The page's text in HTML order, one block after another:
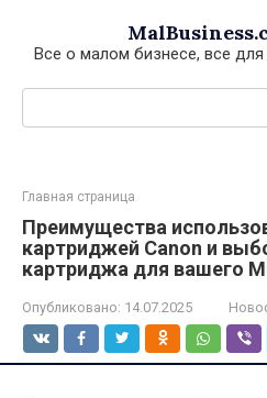
контентуВсе о малом бизнесе, все для
Поиск:
Главная страница
Преимущества
картриджей Canon и
картриджа для вашего
Опубликовано: 14.07.2025